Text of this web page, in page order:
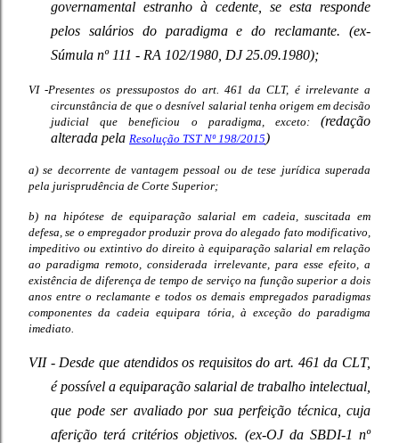
governamental estranho à cedente, se esta responde
pelos salários do paradigma e do reclamante. (ex-
Súmula nº 111 - RA 102/1980, DJ 25.09.1980);
VI -Presentes os pressupostos do art. 461 da CLT, é irrelevante a
circunstância de que o desnível salarial tenha origem em decisão
judicial que beneficiou o paradigma, exceto:
(redação
alterada pela Resolução TST Nº 198/2015)
a) se decorrente de vantagem pessoal ou de tese jurídica superada
pela jurisprudência de Corte Superior;
b) na hipótese de equiparação salarial em cadeia, suscitada em
defesa, se o empregador produzir prova do alegado fato modificativo,
impeditivo ou extintivo do direito à equiparação salarial em relação
ao paradigma remoto, considerada irrelevante, para esse efeito, a
existência de diferença de tempo de serviço na função superior a dois
anos entre o reclamante e todos os demais empregados paradigmas
componentes da cadeia equipara tória, à exceção do paradigma
imediato.
VII - Desde que atendidos os requisitos do art. 461 da CLT,
é possível a equiparação salarial de trabalho intelectual,
que pode ser avaliado por sua perfeição técnica, cuja
aferição terá critérios objetivos. (ex-OJ da SBDI-1 nº